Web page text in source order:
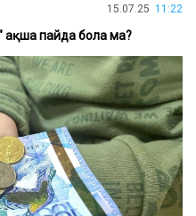
15.07.25 11:22
ақша пайда бола ма?